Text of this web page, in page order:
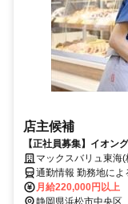
店主候補
【正社員募集】イオン
静岡県の当社運営のミ
マックスバリュ東海
通勤情報 勤務地に
月給220,000円以上
静岡県浜松市中央区